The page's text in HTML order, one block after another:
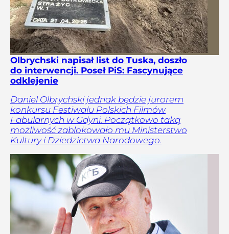
Olbrychski napisał list do Tuska, doszło
do interwencji. Poseł PiS: Fascynujące
odklejenie
Daniel Olbrychski jednak będzie jurorem
konkursu Festiwalu Polskich Filmów
Fabularnych w Gdyni. Początkowo taką
możliwość zablokowało mu Ministerstwo
Kultury i Dziedzictwa Narodowego.